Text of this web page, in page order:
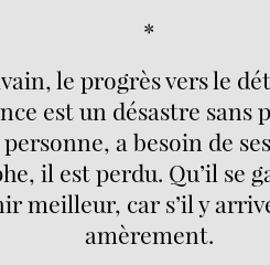
*
le progrès vers le
est un désastre sans
a besoin de
il est perdu. Qu’il se
meilleur, car s’il y
amèrement.